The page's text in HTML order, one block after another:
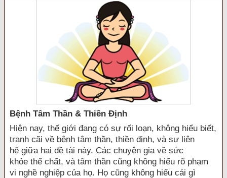
Bệnh Tâm Thần & Thiền Định
Hiện nay, thế giới đang có sự rối loạn, không hiểu biết,
tranh cãi về bệnh tâm thần, thiền định, và sự liên
hệ giữa hai đề tài này. Các chuyên gia về sức
khỏe thể chất, và tâm thần cũng không hiểu rõ phạm
vi nghề nghiệp của họ. Họ cũng không hiểu cái gì